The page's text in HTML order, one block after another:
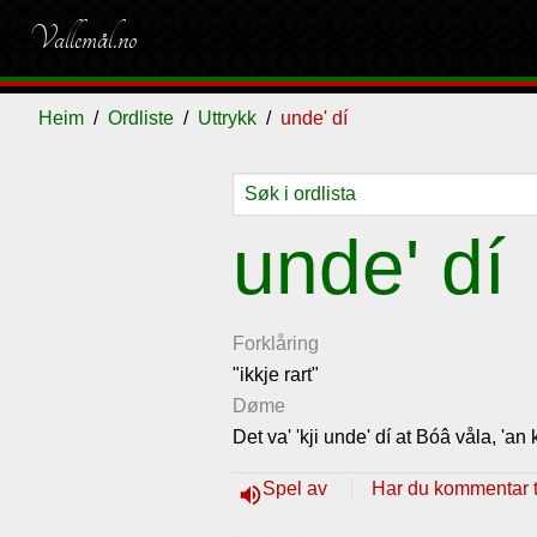
Vallemål.no
Heim Ordliste Uttrykk unde' dí
unde' dí
Forklåring
"ikkje rart"
Døme
Det va' 'kji unde' dí at Bóâ våla, 'an
volume_upSpel av Har du kommentar